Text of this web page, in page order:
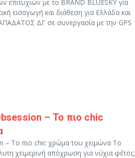
επιτυχιών με το BRAND BLUESKY για
εισαγωγή και διάθεση για Ελλάδα και
ΔΓ σε συνεργασία με την GPS
– Το πιο chic
– Το πιο chic χρώμα του χειμώνα Το
χειμερινή απόχρωση για νύχια φέτος.